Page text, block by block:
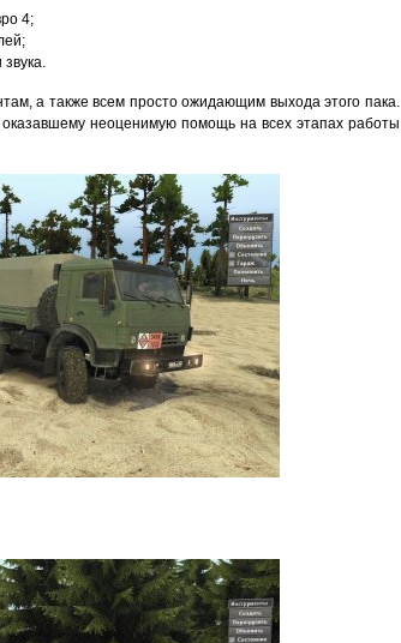
4;
а также всем просто ожидающим выхода этого пака.
неоценимую помощь на всех этапах работы